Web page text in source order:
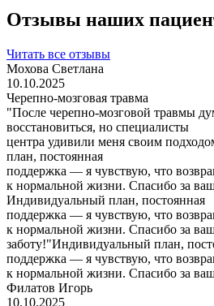
Отзывы наших
Читать все отзывы
Мохова Светлана
10.10.2025
Черепно-мозговая травма
"После черепно-мозговой травмы
восстановиться, но специалисты
центра удивили меня своим
план, постоянная
поддержка — я чувствую, что
к нормальной жизни. Спасибо за
Индивидуальный план, постоянная
поддержка — я чувствую, что
к нормальной жизни. Спасибо за
заботу!"Индивидуальный план,
поддержка — я чувствую, что
к нормальной жизни. Спасибо за
Филатов Игорь
10.10.2025